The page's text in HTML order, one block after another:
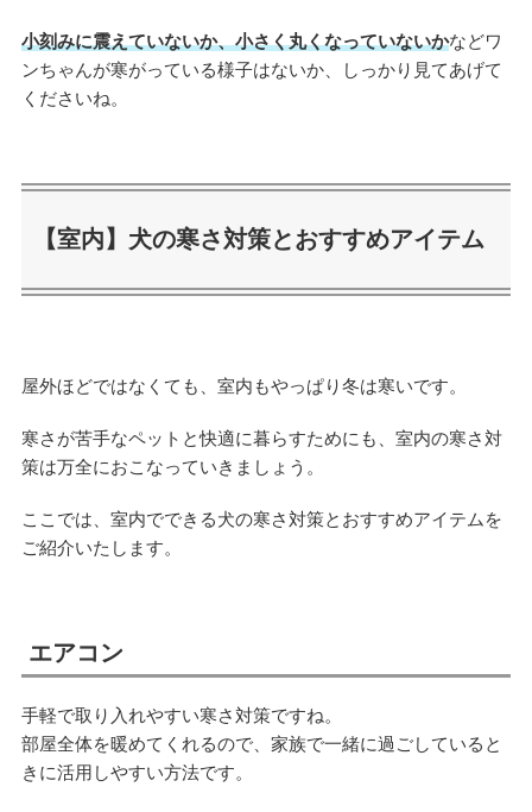
小刻みに震えていないか、小さく丸くなっていないかなどワ
ンちゃんが寒がっている様子はないか、しっかり見てあげて
くださいね。
【室内】犬の寒さ対策とおすすめアイテム
屋外ほどではなくても、室内もやっぱり冬は寒いです。
寒さが苦手なペットと快適に暮らすためにも、室内の寒さ対
策は万全におこなっていきましょう。
ここでは、室内でできる犬の寒さ対策とおすすめアイテムを
ご紹介いたします。
エアコン
手軽で取り入れやすい寒さ対策ですね。
部屋全体を暖めてくれるので、家族で一緒に過ごしていると
きに活用しやすい方法です。